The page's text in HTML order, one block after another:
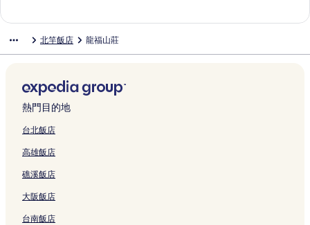
的
連
連
結
m
e
a
y
的
連
M
a
u
的
連
結
a
H
o
s
t
l
連
結
e
連
結
H
t
e
l
的
結
t
a
l
V
i
l
g
e
的
連
r
n
g
B
&
的
結
n
連
結
i
B
的
連
結
h
P
o
i
n
的
結
北竿飯店 龍福山莊
熱門目的地
台北飯店
高雄飯店
礁溪飯店
大阪飯店
台南飯店